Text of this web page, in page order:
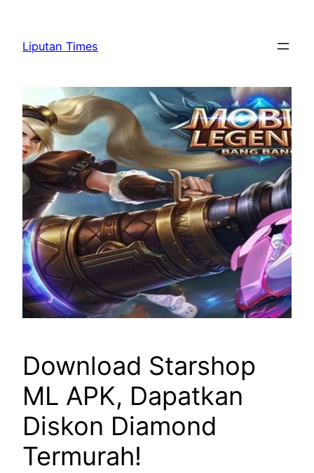
content
Liputan Times
Download Starshop
ML APK, Dapatkan
Diskon Diamond
Termurah!